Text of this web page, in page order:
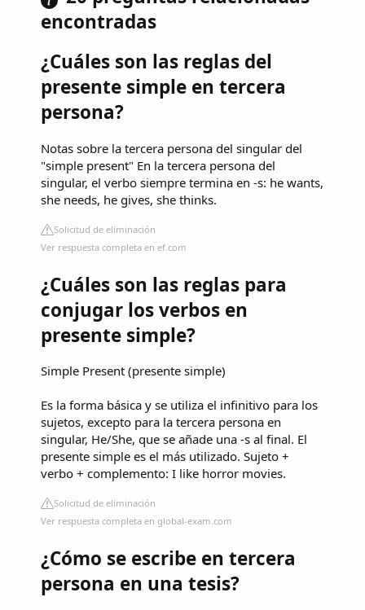
encontradas
¿Cuáles son las reglas del
presente simple en tercera
persona?
Notas sobre la tercera persona del singular del
"simple present" En la tercera persona del
singular, el verbo siempre termina en -s: he wants,
she needs, he gives, she thinks.
Solicitud de eliminación
Ver respuesta completa en ef.com
¿Cuáles son las reglas para
conjugar los verbos en
presente simple?
Simple Present (presente simple)
Es la forma básica y se utiliza el infinitivo para los
sujetos, excepto para la tercera persona en
singular, He/She, que se añade una -s al final. El
presente simple es el más utilizado. Sujeto +
verbo + complemento: I like horror movies.
Solicitud de eliminación
Ver respuesta completa en global-exam.com
¿Cómo se escribe en tercera
persona en una tesis?